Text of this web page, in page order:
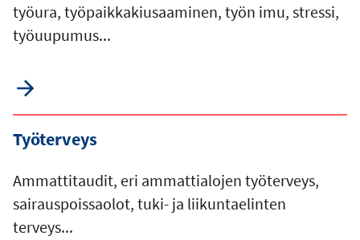
työura, työpaikkakiusaaminen, työn imu, stressi,
työuupumus...
Työterveys
Ammattitaudit, eri ammattialojen työterveys,
sairauspoissaolot, tuki- ja liikuntaelinten
terveys...